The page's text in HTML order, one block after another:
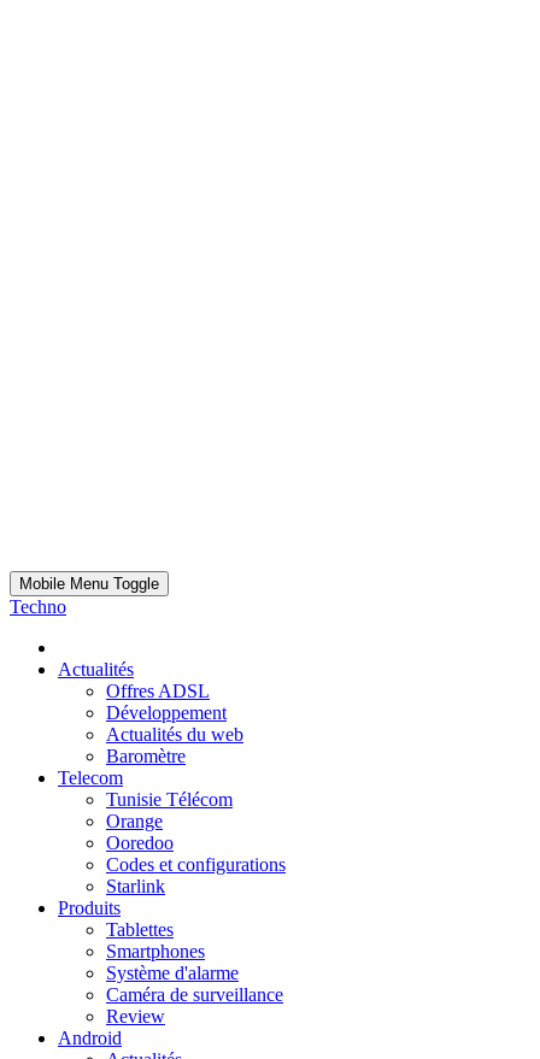
Mobile Menu Toggle
Techno
Actualités
Offres ADSL
Développement
Actualités du web
Baromètre
Telecom
Tunisie Télécom
Orange
Ooredoo
Codes et configurations
Starlink
Produits
Tablettes
Smartphones
Système d'alarme
Caméra de surveillance
Review
Android